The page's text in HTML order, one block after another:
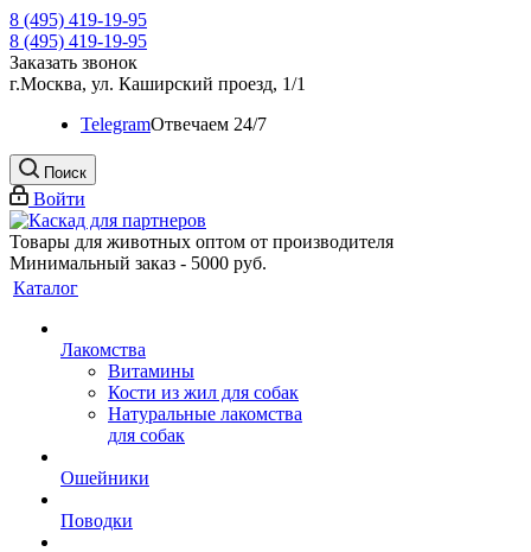
8 (495) 419-19-95
8 (495) 419-19-95
Заказать звонок
г.Москва, ул. Каширский проезд, 1/1
TelegramOтвечаем 24/7
Поиск
Войти
Товары для животных оптом от производителя
Минимальный заказ - 5000 руб.
Каталог
Лакомства
Витамины
Кости из жил для собак
Натуральные лакомства
для собак
Ошейники
Поводки